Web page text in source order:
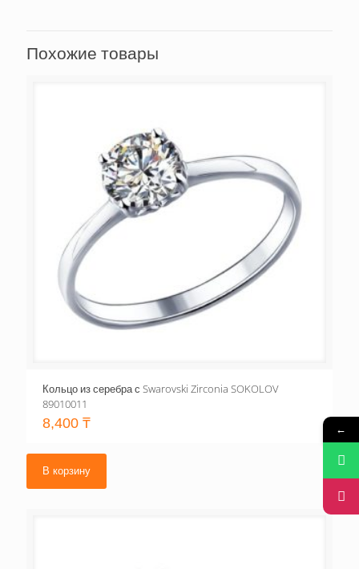
Похожие товары
Кольцо из серебра с Swarovski Zirconia SOKOLOV
89010011
8,400 ₸
В корзину
←